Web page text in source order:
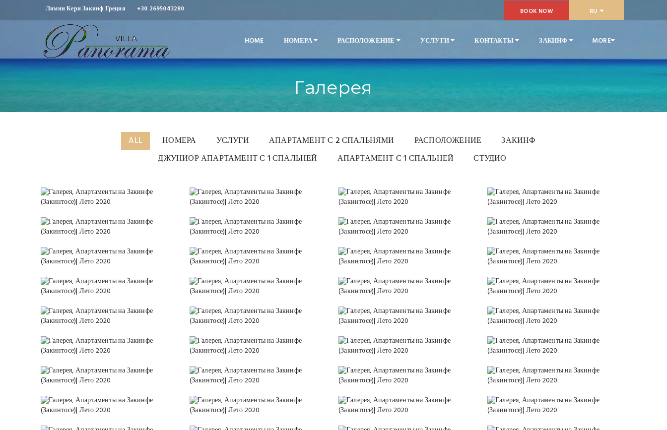
Лимни Кери Закинф Греция +30 2695043280 BOOK NOW RU
HOME НОМЕРА РАСПОЛОЖЕНИЕ УСЛУГИ КОНТАКТЫ ЗАКИНФ MORE
Галерея
ALL НОМЕРА УСЛУГИ АПАРТАМЕНТ С 2 СПАЛЬНЯМИ РАСПОЛОЖЕНИЕ
ЗАКИНФ
ДЖУНИОР АПАРТАМЕНТ С 1 СПАЛЬНЕЙ
АПАРТАМЕНТ С 1 СПАЛЬНЕЙ СТУДИО